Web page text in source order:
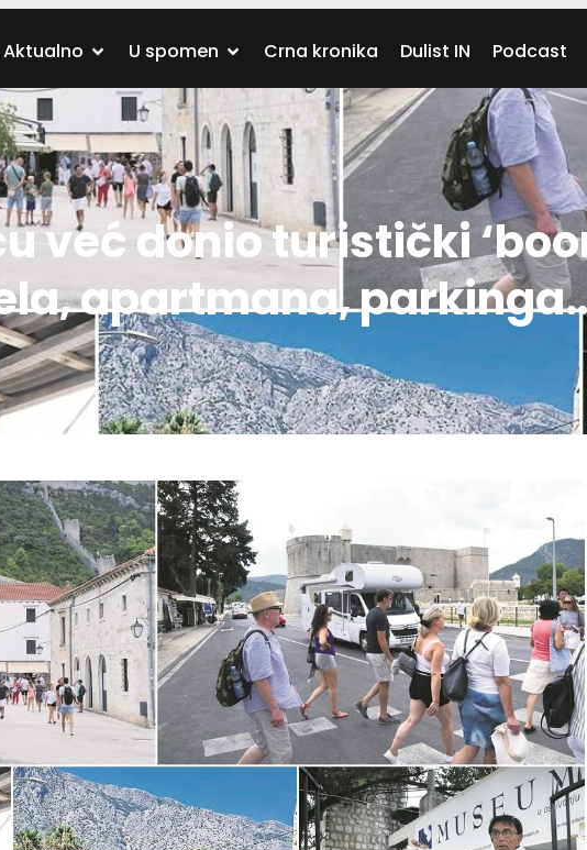
Aktualno U spomen Crna kronika Dulist IN Podcast
već donio turistički
apartmana,